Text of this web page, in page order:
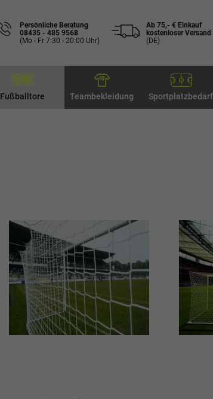
Persönliche Beratung
08435 - 485 9568
(Mo - Fr 7:30 - 20:00 Uhr)
Ab 75,- € Einkauf
kostenloser Versand
(DE)
Fußballtore Teambekleidung Sportplatzbedarf